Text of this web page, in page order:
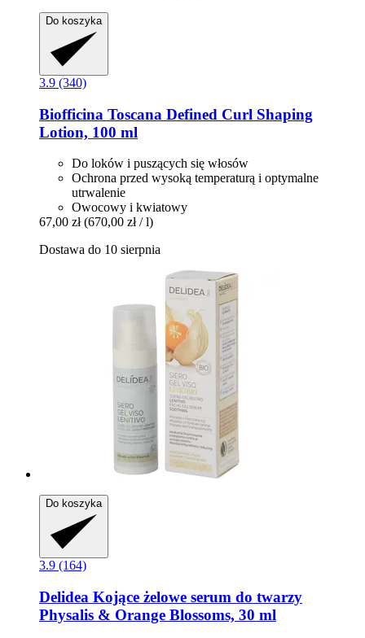
Do koszyka
3.9 (340)
Biofficina Toscana Defined Curl Shaping
Lotion, 100 ml
Do loków i puszących się włosów
Ochrona przed wysoką temperaturą i optymalne
utrwalenie
Owocowy i kwiatowy
67,00 zł (670,00 zł / l)
Dostawa do 10 sierpnia
Do koszyka
3.9 (164)
Delidea Kojące żelowe serum do twarzy
Physalis & Orange Blossoms, 30 ml